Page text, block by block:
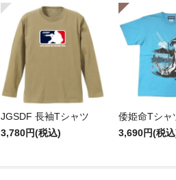
JGSDF 長袖Tシャツ
3,780円(税込)
倭姫命Tシャ
3,690円(税